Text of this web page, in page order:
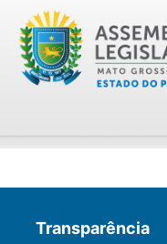
Transparência